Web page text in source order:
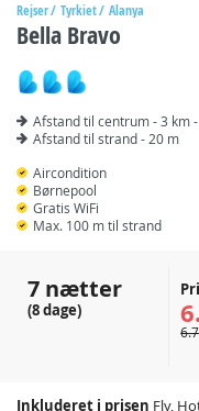
Rejser Tyrkiet Alanya
Bella Bravo
Afstand til centrum - 3 km
Afstand til strand - 20 m
Aircondition
Børnepool
Gratis WiFi
Max. 100 m til strand
7 nætter
(8 dage)
Inkluderet i prisen Fly,